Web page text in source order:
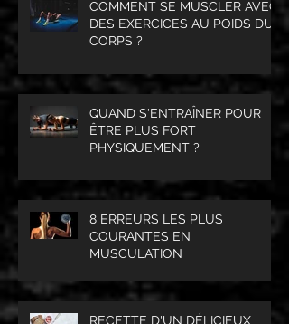
COMMENT SE MUSCLER AVEC
DES EXERCICES AU POIDS DU
CORPS ?
QUAND S'ENTRAÎNER POUR
ÊTRE PLUS FORT
PHYSIQUEMENT ?
8 ERREURS LES PLUS
COURANTES EN
MUSCULATION
RECETTE D'UN DÉLICIEUX